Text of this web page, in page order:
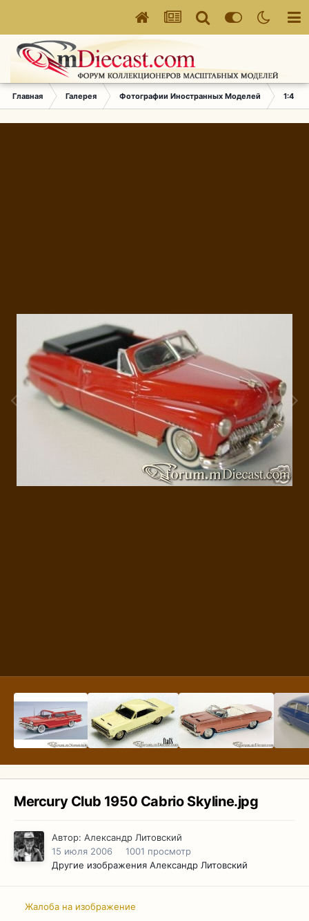
Главная Галерея Фотографии Иностранных Моделей 1:43
Mercury Club 1950 Cabrio Skyline.jpg
Автор: Александр Литовский
15 июля 2006
1001 просмотр
Другие изображения Александр Литовский
Жалоба на изображение